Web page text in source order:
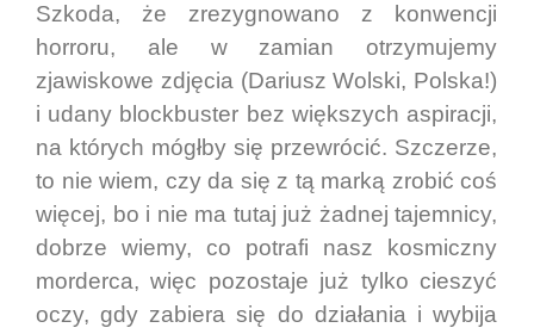
Szkoda, że zrezygnowano z konwencji
horroru, ale w zamian otrzymujemy
zjawiskowe zdjęcia (Dariusz Wolski, Polska!)
i udany blockbuster bez większych aspiracji,
na których mógłby się przewrócić. Szczerze,
to nie wiem, czy da się z tą marką zrobić coś
więcej, bo i nie ma tutaj już żadnej tajemnicy,
dobrze wiemy, co potrafi nasz kosmiczny
morderca, więc pozostaje już tylko cieszyć
oczy, gdy zabiera się do działania i wybija